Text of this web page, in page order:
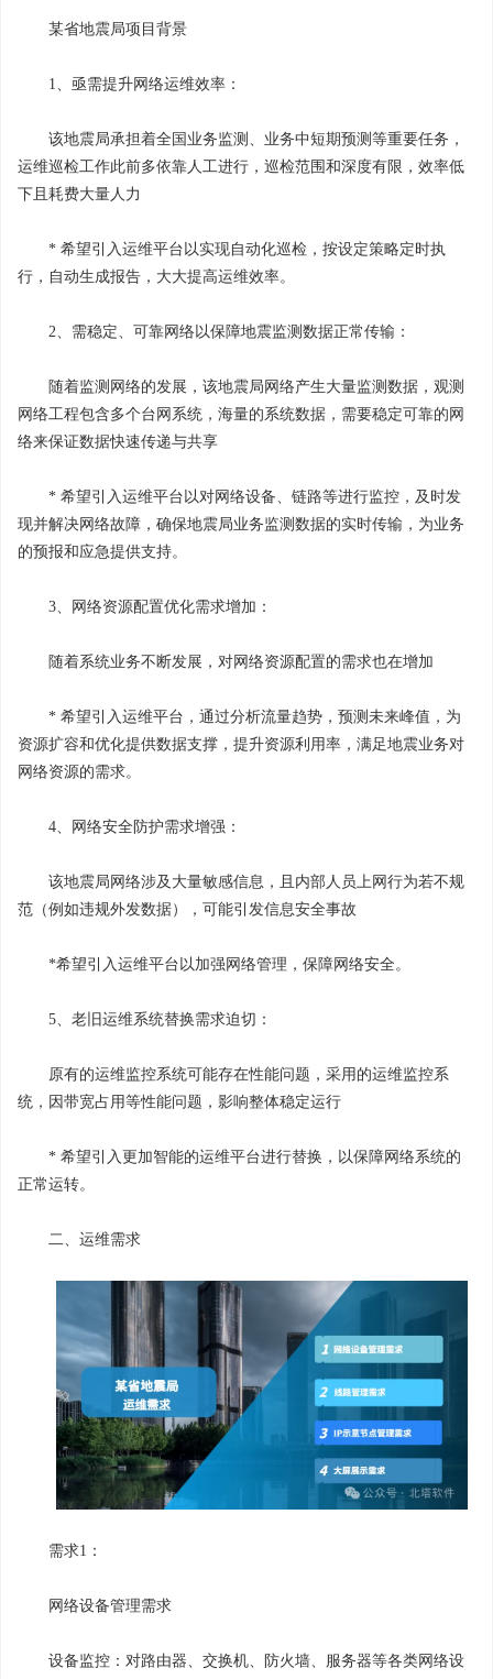
某省地震局项目背景
1、亟需提升网络运维效率：
该地震局承担着全国业务监测、业务中短期预测等重要任务，
运维巡检工作此前多依靠人工进行，巡检范围和深度有限，效率低
下且耗费大量人力
* 希望引入运维平台以实现自动化巡检，按设定策略定时执
行，自动生成报告，大大提高运维效率。
2、需稳定、可靠网络以保障地震监测数据正常传输：
随着监测网络的发展，该地震局网络产生大量监测数据，观测
网络工程包含多个台网系统，海量的系统数据，需要稳定可靠的网
络来保证数据快速传递与共享
* 希望引入运维平台以对网络设备、链路等进行监控，及时发
现并解决网络故障，确保地震局业务监测数据的实时传输，为业务
的预报和应急提供支持。
3、网络资源配置优化需求增加：
随着系统业务不断发展，对网络资源配置的需求也在增加
* 希望引入运维平台，通过分析流量趋势，预测未来峰值，为
资源扩容和优化提供数据支撑，提升资源利用率，满足地震业务对
网络资源的需求。
4、网络安全防护需求增强：
该地震局网络涉及大量敏感信息，且内部人员上网行为若不规
范（例如违规外发数据），可能引发信息安全事故
*希望引入运维平台以加强网络管理，保障网络安全。
5、老旧运维系统替换需求迫切：
原有的运维监控系统可能存在性能问题，采用的运维监控系
统，因带宽占用等性能问题，影响整体稳定运行
* 希望引入更加智能的运维平台进行替换，以保障网络系统的
正常运转。
二、运维需求
需求1：
网络设备管理需求
设备监控：对路由器、交换机、防火墙、服务器等各类网络设